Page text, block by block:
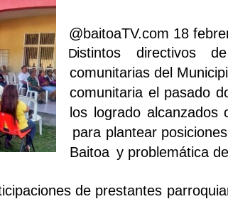
@baitoaTV.com 18
Distintos directivos
comunitarias del
comunitaria el pasado
los logrado
para plantear
Baitoa y problemática
de prestantes